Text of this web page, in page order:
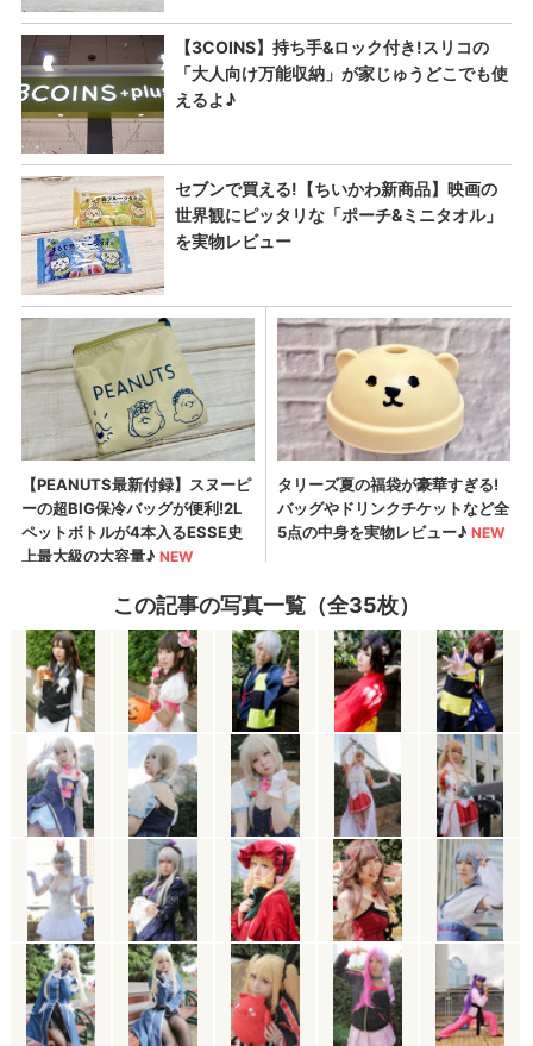
この記事の写真一覧（全35枚）